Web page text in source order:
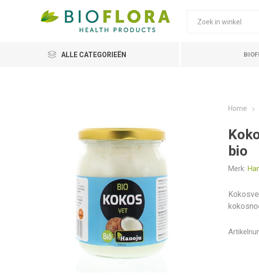
ALLE CATEGORIEËN
Home
bio
Merk: